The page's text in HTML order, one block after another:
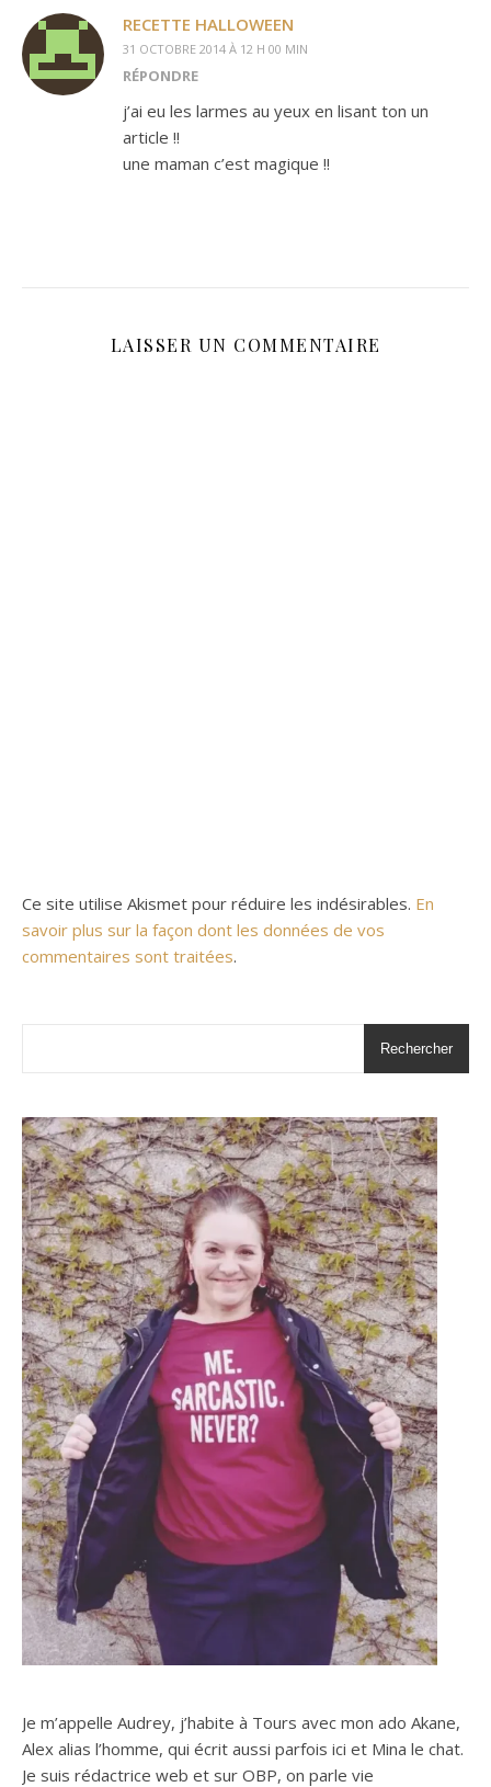
RECETTE HALLOWEEN
31 OCTOBRE 2014 À 12 H 00 MIN
RÉPONDRE
j’ai eu les larmes au yeux en lisant ton un
article !!
une maman c’est magique !!
LAISSER UN COMMENTAIRE
Ce site utilise Akismet pour réduire les indésirables. En
savoir plus sur la façon dont les données de vos
commentaires sont traitées.
Rechercher
Je m’appelle Audrey, j’habite à Tours avec mon ado Akane,
Alex alias l’homme, qui écrit aussi parfois ici et Mina le chat.
Je suis rédactrice web et sur OBP, on parle vie